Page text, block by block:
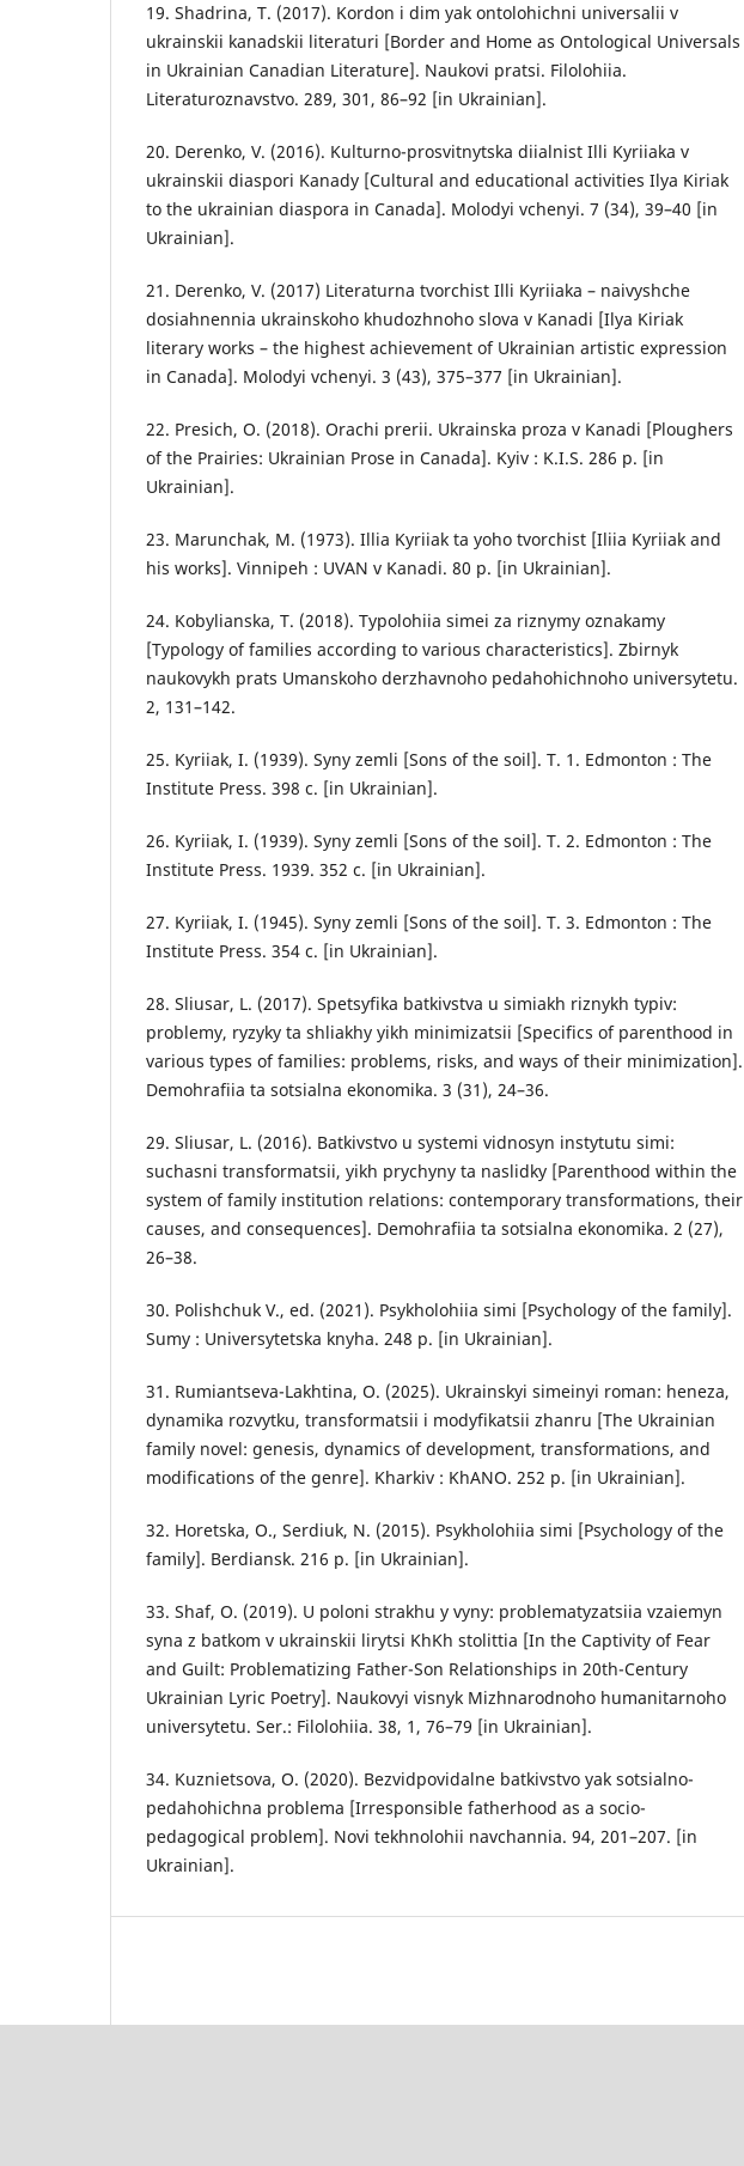
19. Shadrina, Т. (2017). Kordon i dim yak ontolohichni universalii v
ukrainskii kanadskii literaturi [Border and Home as Ontological Universals
in Ukrainian Canadian Literature]. Naukovi pratsi. Filolohiia.
Literaturoznavstvo. 289, 301, 86–92 [in Ukrainian].
20. Derenko, V. (2016). Kulturno-prosvitnytska diialnist Illi Kyriiaka v
ukrainskii diaspori Kanady [Cultural and educational activities Ilya Kiriak
to the ukrainian diaspora in Canada]. Molodyi vchenyi. 7 (34), 39–40 [in
Ukrainian].
21. Derenko, V. (2017) Literaturna tvorchist Illi Kyriiaka – naivyshche
dosiahnennia ukrainskoho khudozhnoho slova v Kanadi [Ilya Kiriak
literary works – the highest achievement of Ukrainian artistic expression
in Canada]. Molodyi vchenyi. 3 (43), 375–377 [in Ukrainian].
22. Presich, О. (2018). Orachi prerii. Ukrainska proza v Kanadi [Ploughers
of the Prairies: Ukrainian Prose in Canada]. Kyiv : K.I.S. 286 р. [in
Ukrainian].
23. Marunchak, М. (1973). Illia Kyriiak ta yoho tvorchist [Iliia Kyriiak and
his works]. Vinnipeh : UVAN v Kanadi. 80 р. [in Ukrainian].
24. Kobylianska, Т. (2018). Typolohiia simei za riznymy oznakamy
[Typology of families according to various characteristics]. Zbirnyk
naukovykh prats Umanskoho derzhavnoho pedahohichnoho universytetu.
2, 131–142.
25. Kyriiak, I. (1939). Syny zemli [Sons of the soil]. Т. 1. Edmonton : The
Institute Press. 398 с. [in Ukrainian].
26. Kyriiak, I. (1939). Syny zemli [Sons of the soil]. Т. 2. Edmonton : The
Institute Press. 1939. 352 с. [in Ukrainian].
27. Kyriiak, I. (1945). Syny zemli [Sons of the soil]. Т. 3. Edmonton : The
Institute Press. 354 с. [in Ukrainian].
28. Sliusar, L. (2017). Spetsyfika batkivstva u simiakh riznykh typiv:
problemy, ryzyky ta shliakhy yikh minimizatsii [Specifics of parenthood in
various types of families: problems, risks, and ways of their minimization].
Demohrafiia ta sotsialna ekonomika. 3 (31), 24–36.
29. Sliusar, L. (2016). Batkivstvo u systemi vidnosyn instytutu simi:
suchasni transformatsii, yikh prychyny ta naslidky [Parenthood within the
system of family institution relations: contemporary transformations, their
causes, and consequences]. Demohrafiia ta sotsialna ekonomika. 2 (27),
26–38.
30. Polishchuk V., ed. (2021). Psykholohiia simi [Psychology of the family].
Sumy : Universytetska knyha. 248 р. [in Ukrainian].
31. Rumiantseva-Lakhtina, О. (2025). Ukrainskyi simeinyi roman: heneza,
dynamika rozvytku, transformatsii i modyfikatsii zhanru [The Ukrainian
family novel: genesis, dynamics of development, transformations, and
modifications of the genre]. Kharkiv : KhANO. 252 р. [in Ukrainian].
32. Horetska, О., Serdiuk, N. (2015). Psykholohiia simi [Psychology of the
family]. Berdiansk. 216 p. [in Ukrainian].
33. Shaf, О. (2019). U poloni strakhu y vyny: problematyzatsiia vzaiemyn
syna z batkom v ukrainskii lirytsi KhKh stolittia [In the Captivity of Fear
and Guilt: Problematizing Father-Son Relationships in 20th-Century
Ukrainian Lyric Poetry]. Naukovyi visnyk Mizhnarodnoho humanitarnoho
universytetu. Ser.: Filolohiia. 38, 1, 76–79 [in Ukrainian].
34. Kuznietsova, О. (2020). Bezvidpovidalne batkivstvo yak sotsialno-
pedahohichna problema [Irresponsible fatherhood as a socio-
pedagogical problem]. Novi tekhnolohii navchannia. 94, 201–207. [in
Ukrainian].